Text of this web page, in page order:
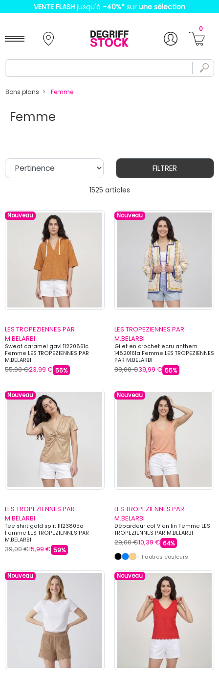
VENTE FLASH jusqu'à -40%* sur une sélection
0
Bons plans Femme
Femme
1525 articles
FILTRER
Nouveau
LES TROPEZIENNES PAR
M.BELARBI
Sweat caramel gavi 11220861c
Femme LES TROPEZIENNES PAR
M.BELARBI
55,00 €23,99 € 56%
Nouveau
LES TROPEZIENNES PAR
M.BELARBI
Gilet en crochet ecru anthem
14820161a Femme LES TROPEZIENNES
PAR M.BELARBI
89,00 €39,99 € 55%
Nouveau
LES TROPEZIENNES PAR
M.BELARBI
Tee shirt gold split 11123805a
Femme LES TROPEZIENNES PAR
M.BELARBI
39,00 €15,99 € 59%
Nouveau
LES TROPEZIENNES PAR
M.BELARBI
Débardeur col V en lin Femme LES
TROPEZIENNES PAR M.BELARBI
29,00 €10,39 € 64%
+ 1 autres couleurs
Nouveau Nouveau